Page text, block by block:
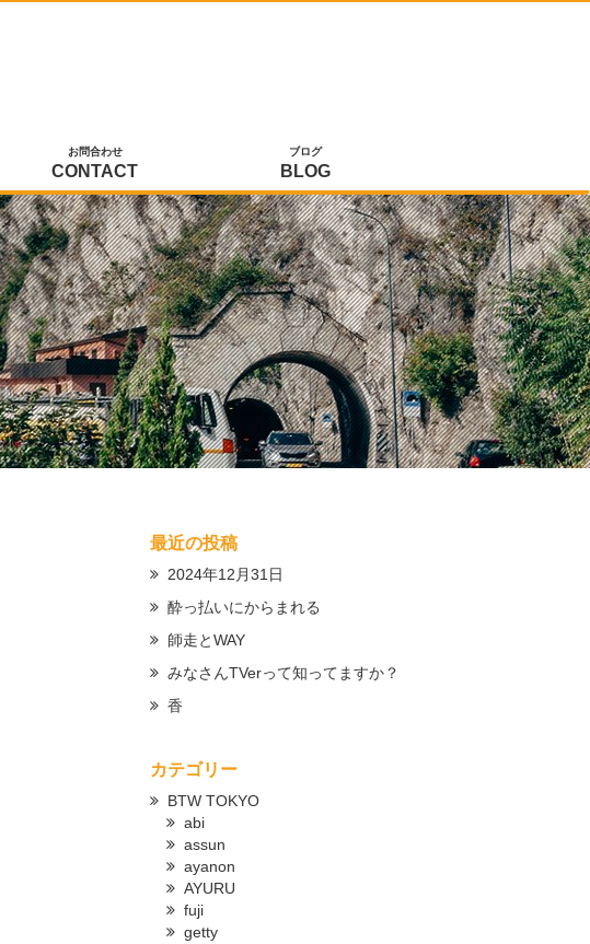
お問合わせ
CONTACT
ブログ
BLOG
最近の投稿
2024年12月31日
酔っ払いにからまれる
師走とWAY
みなさんTVerって知ってますか？
香
カテゴリー
BTW TOKYO
abi
assun
ayanon
AYURU
fuji
getty